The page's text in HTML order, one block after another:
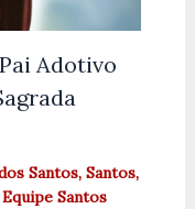
Adotivo
Santos, Santos,
Equipe Santos